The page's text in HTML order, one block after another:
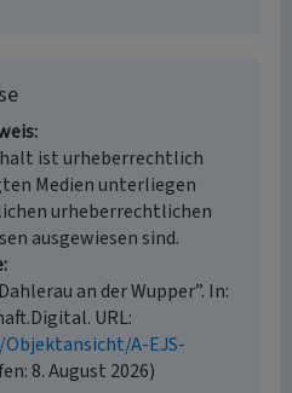
ist urheberrechtlich
Medien unterliegen
urheberrechtlichen
ausgewiesen sind.
an der Wupper”. In:
URL:
A-EJS-
8. August 2026)